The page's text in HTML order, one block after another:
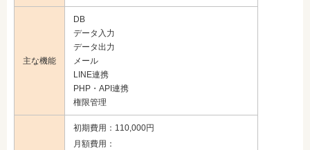
主な機能
DB
データ入力
データ出力
メール
LINE連携
PHP・API連携
権限管理
初期費用：110,000円
月額費用：